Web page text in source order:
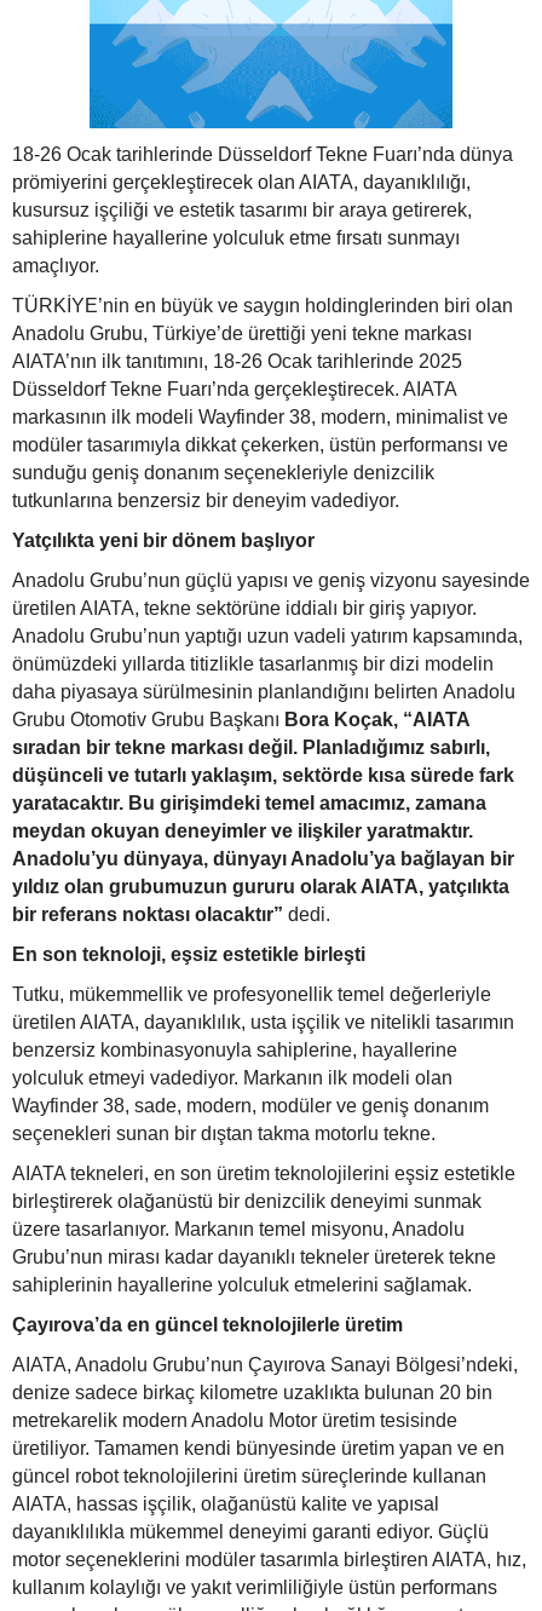
18-26 Ocak tarihlerinde Düsseldorf Tekne Fuarı’nda dünya
prömiyerini gerçekleştirecek olan AIATA, dayanıklılığı,
kusursuz işçiliği ve estetik tasarımı bir araya getirerek,
sahiplerine hayallerine yolculuk etme fırsatı sunmayı
amaçlıyor.
TÜRKİYE’nin en büyük ve saygın holdinglerinden biri olan
Anadolu Grubu, Türkiye’de ürettiği yeni tekne markası
AIATA’nın ilk tanıtımını, 18-26 Ocak tarihlerinde 2025
Düsseldorf Tekne Fuarı’nda gerçekleştirecek. AIATA
markasının ilk modeli Wayfinder 38, modern, minimalist ve
modüler tasarımıyla dikkat çekerken, üstün performansı ve
sunduğu geniş donanım seçenekleriyle denizcilik
tutkunlarına benzersiz bir deneyim vadediyor.
Yatçılıkta yeni bir dönem başlıyor
Anadolu Grubu’nun güçlü yapısı ve geniş vizyonu sayesinde
üretilen AIATA, tekne sektörüne iddialı bir giriş yapıyor.
Anadolu Grubu’nun yaptığı uzun vadeli yatırım kapsamında,
önümüzdeki yıllarda titizlikle tasarlanmış bir dizi modelin
daha piyasaya sürülmesinin planlandığını belirten Anadolu
Grubu Otomotiv Grubu Başkanı Bora Koçak, “AIATA
sıradan bir tekne markası değil. Planladığımız sabırlı,
düşünceli ve tutarlı yaklaşım, sektörde kısa sürede fark
yaratacaktır. Bu girişimdeki temel amacımız, zamana
meydan okuyan deneyimler ve ilişkiler yaratmaktır.
Anadolu’yu dünyaya, dünyayı Anadolu’ya bağlayan bir
yıldız olan grubumuzun gururu olarak AIATA, yatçılıkta
bir referans noktası olacaktır” dedi.
En son teknoloji, eşsiz estetikle birleşti
Tutku, mükemmellik ve profesyonellik temel değerleriyle
üretilen AIATA, dayanıklılık, usta işçilik ve nitelikli tasarımın
benzersiz kombinasyonuyla sahiplerine, hayallerine
yolculuk etmeyi vadediyor. Markanın ilk modeli olan
Wayfinder 38, sade, modern, modüler ve geniş donanım
seçenekleri sunan bir dıştan takma motorlu tekne.
AIATA tekneleri, en son üretim teknolojilerini eşsiz estetikle
birleştirerek olağanüstü bir denizcilik deneyimi sunmak
üzere tasarlanıyor. Markanın temel misyonu, Anadolu
Grubu’nun mirası kadar dayanıklı tekneler üreterek tekne
sahiplerinin hayallerine yolculuk etmelerini sağlamak.
Çayırova’da en güncel teknolojilerle üretim
AIATA, Anadolu Grubu’nun Çayırova Sanayi Bölgesi’ndeki,
denize sadece birkaç kilometre uzaklıkta bulunan 20 bin
metrekarelik modern Anadolu Motor üretim tesisinde
üretiliyor. Tamamen kendi bünyesinde üretim yapan ve en
güncel robot teknolojilerini üretim süreçlerinde kullanan
AIATA, hassas işçilik, olağanüstü kalite ve yapısal
dayanıklılıkla mükemmel deneyimi garanti ediyor. Güçlü
motor seçeneklerini modüler tasarımla birleştiren AIATA, hız,
kullanım kolaylığı ve yakıt verimliliğiyle üstün performans